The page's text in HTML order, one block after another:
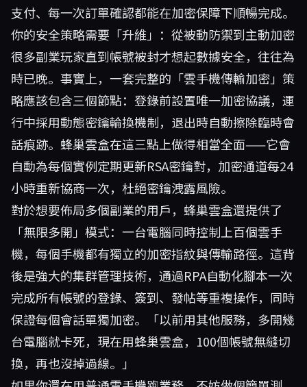
支付、每一次訂單確認都能在加密保障下順暢完成。
你的安全策略需要「升維」：從被動防禦到主動加密
很多副業玩家直到帳號被封才想起數據安全，往往為
時已晚。事實上，一套完整的「雲手機傳輸加密」策
略應該包含三個節點：登錄前設置唯一加密協議，運
行中採用動態密鑰輪換機制，退出時自動擦除臨時會
話痕跡。蜂巢雲盒在這三點上做得相當全面——它會
自動為每個實例定期更新RSA密鑰對，加密通道每24
小時重新協商一次，杜絕密鑰洩露風險。
對於想要佈局多個副業的用戶，蜂巢雲盒還提供了
「無限多開」模式：一台電腦同時控制上百個雲手
機，每個手機都有獨立的加密指紋與傳輸路徑。這背
後是強大的集群管理技術，通過RPA自動化腳本一次
完成所有帳號的登錄、簽到、發帖等重複操作，同時
保證每個會話單獨加密。「以前用其他服務，多開幾
台電腦就卡死，現在用蜂巢雲盒，100個帳號無縫切
換，再也沒掉過線。」